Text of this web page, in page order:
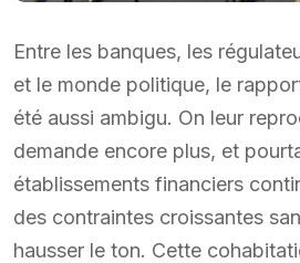
Entre les banques, les
et le monde politique, le
été aussi ambigu. On leur
demande encore plus, et
établissements financiers
des contraintes croissantes
hausser le ton. Cette